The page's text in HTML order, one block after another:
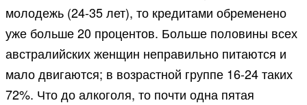
молодежь (24-35 лет), то кредитами обременено
уже больше 20 процентов. Больше половины всех
австралийских женщин неправильно питаются и
мало двигаются; в возрастной группе 16-24 таких
72%. Что до алкоголя, то почти одна пятая